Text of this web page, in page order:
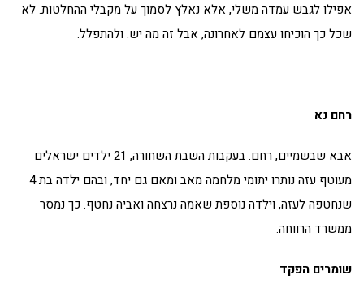
אפילו לגבש עמדה משלי, אלא נאלץ לסמוך על מקבלי ההחלטות. לא
שכל כך הוכיחו עצמם לאחרונה, אבל זה מה יש. ולהתפלל.
רחם נא
אבא שבשמיים, רחם. בעקבות השבת השחורה, 21 ילדים ישראלים
מעוטף עזה נותרו יתומי מלחמה מאב ומאם גם יחד, ובהם ילדה בת 4
שנחטפה לעזה, וילדה נוספת שאמה נרצחה ואביה נחטף. כך נמסר
ממשרד הרווחה.
שומרים הפקד